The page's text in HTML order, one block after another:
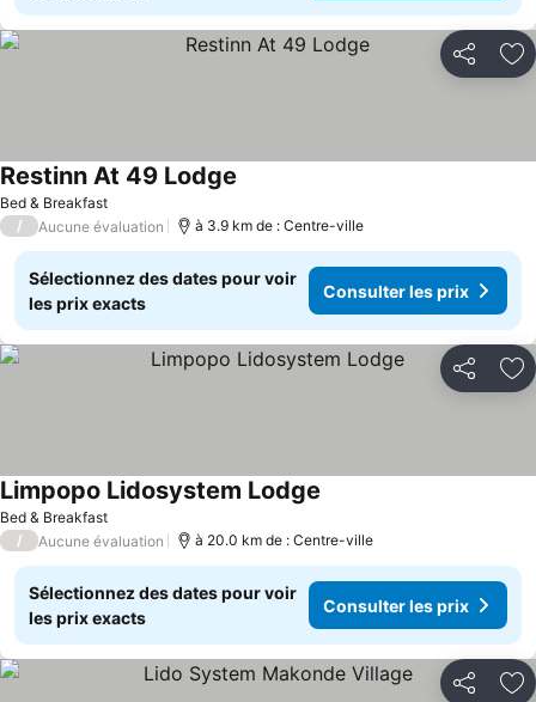
Partager
Bed & Breakfast
Restinn At 49 Lodge
/ Aucune évaluation à 3.9 km de : Centre-ville
Sélectionnez des dates pour voir
les prix exacts
Consulter les prix
Partager
Bed & Breakfast
Limpopo Lidosystem Lodge
/ Aucune évaluation à 20.0 km de : Centre-ville
Sélectionnez des dates pour voir
les prix exacts
Consulter les prix
Partager